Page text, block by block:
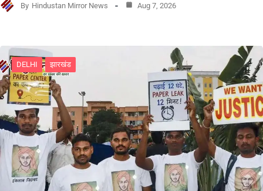
By Hindustan Mirror News Aug 7, 2026
DELHI झारखंड